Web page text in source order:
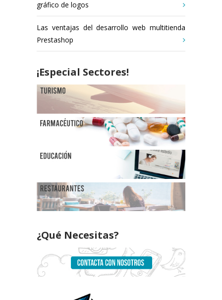
gráfico de logos
Las ventajas del desarrollo web multitienda
Prestashop
¡Especial Sectores!
¿Qué Necesitas?